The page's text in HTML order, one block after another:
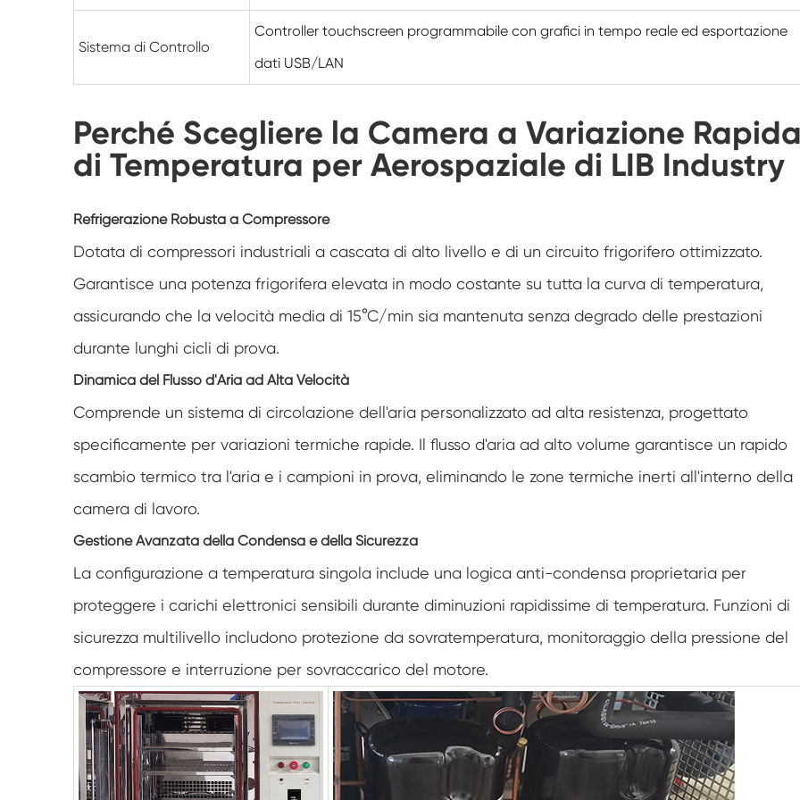
Camera di umidità Walk In
Camera ambientale Reach-In
conservazione accelerata
Camera di stabilità
Armadio a bassa temperatura costante
Congelare la camera di scongelamento
dell'umidità
Camera climatica PV
Camera di prova di laboratorio
Camera di prova per moduli fotovoltaici
Camera di prova fotovoltaica
Camera ambientale fotovoltaica
Sistema di Controllo
Controller touchscreen programmabile con grafici in tempo reale ed esportazione
dati USB/LAN
Perché Scegliere la Camera a Variazione
di Temperatura per Aerospaziale di LIB Industry
Refrigerazione Robusta a Compressore
Dotata di compressori industriali a cascata di alto livello e di un circuito frigorifero ottimizzato.
Garantisce una potenza frigorifera elevata in modo costante su tutta la curva di temperatura,
assicurando che la velocità media di 15°C/min sia mantenuta senza degrado delle prestazioni
durante lunghi cicli di prova.
Dinamica del Flusso d'Aria ad Alta Velocità
Comprende un sistema di circolazione dell'aria personalizzato ad alta resistenza, progettato
specificamente per variazioni termiche rapide. Il flusso d'aria ad alto volume garantisce un rapido
scambio termico tra l'aria e i campioni in prova, eliminando le zone termiche inerti all'interno della
camera di lavoro.
Gestione Avanzata della Condensa e della Sicurezza
La configurazione a temperatura singola include una logica anti-condensa proprietaria per
proteggere i carichi elettronici sensibili durante diminuzioni rapidissime di temperatura. Funzioni di
sicurezza multilivello includono protezione da sovratemperatura, monitoraggio della pressione del
compressore e interruzione per sovraccarico del motore.